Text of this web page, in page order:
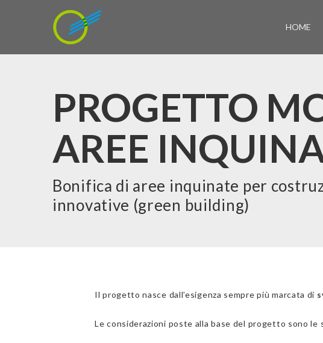
HOME
PROGETTO
AREE
Bonifica di aree inquinate per
innovative (green building)
Il progetto nasce dall’esigenza sempre più marcata di
Le considerazioni poste alla base del progetto sono le